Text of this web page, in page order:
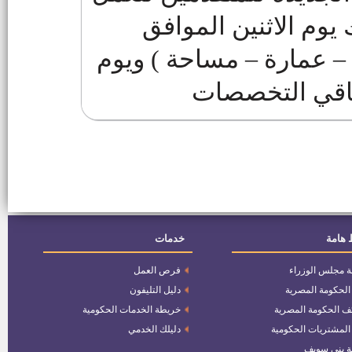
الاثنين الموافق
– عمارة – مساحة ) ويوم
ومدينة ببا
نائب رئيس مركز ومدينة إهناسيا
سائق سيارة ثالث للعمل بهيئة
المجتمعات العمرانية الجديدة
مطلوب مهندسين للعمل بهيئة
المجتمعات العمرانية الجديدة
عدد (1) مدرس موسيقى
عدد 40 فنى انتاج _ مؤهل صناعى
هامة
مجلس الوزراء
الحكومة المصرية
الحكومة المصرية
المشتريات الحكومية
بني سويف
خدمات
فرص العمل
دليل التليفون
خريطة الخدمات الحكومية
دليلك الخدمي